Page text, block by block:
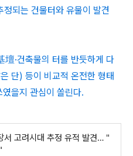
되는 건물터와 유물이 발견
·건축물의 터를 반듯하게 다
단) 등이 비교적 온전한 형태
을지 관심이 쏠린다.
서 고려시대 추정 유적 발견…＂